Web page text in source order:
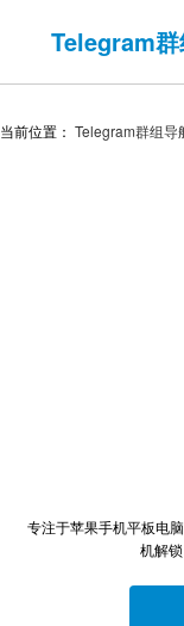
Telegram
当前位置： Telegram群组导
专注于苹果手机平板电
机解